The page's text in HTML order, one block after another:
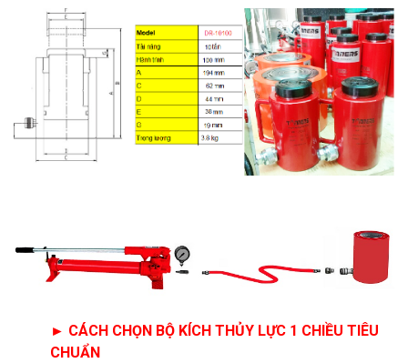
► CÁCH CHỌN BỘ KÍCH THỦY LỰC 1 CHIỀU TIÊU
CHUẨN